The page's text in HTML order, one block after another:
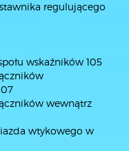
regulującego
wskaźników 105
wewnątrz
wtykowego w